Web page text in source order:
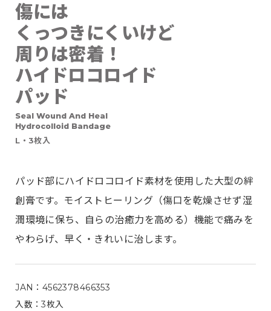
傷には
くっつきにくいけど
周りは密着！
ハイドロコロイド
パッド
Seal Wound And Heal
Hydrocolloid Bandage
L・3枚入
パッド部にハイドロコロイド素材を使用した大型の絆
創膏です。モイストヒーリング（傷口を乾燥させず湿
潤環境に保ち、自らの治癒力を高める）機能で痛みを
やわらげ、早く・きれいに治します。
JAN：4562378466353
入数：3枚入